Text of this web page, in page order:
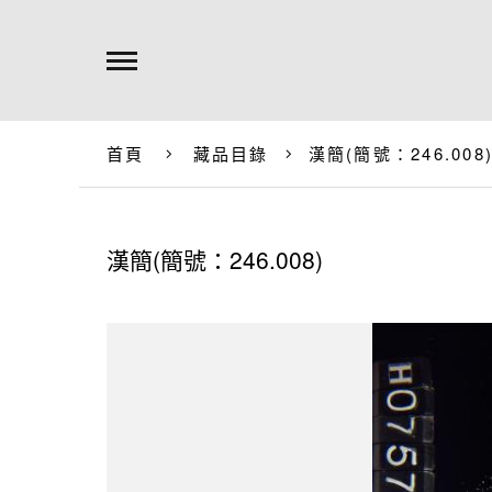
首頁 藏品目錄 漢簡(簡號：246.008)
漢簡(簡號：246.008)